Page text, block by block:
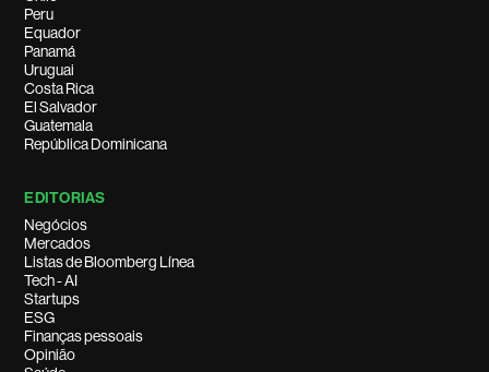
Peru
Equador
Panamá
Uruguai
Costa Rica
El Salvador
Guatemala
República Dominicana
EDITORIAS
Negócios
Mercados
Listas de Bloomberg Línea
Tech - AI
Startups
ESG
Finanças pessoais
Opinião